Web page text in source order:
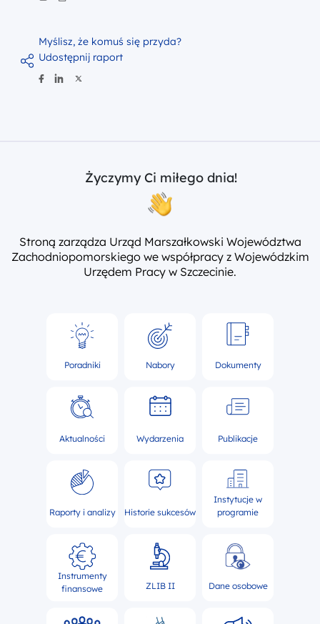
Myślisz, że komuś się przyda?
Udostępnij raport
Życzymy Ci miłego dnia!
Stroną zarządza Urząd Marszałkowski Województwa
Zachodniopomorskiego we współpracy z Wojewódzkim
Urzędem Pracy w Szczecinie.
Poradniki Nabory Dokumenty
Aktualności Wydarzenia Publikacje
Raporty i analizy Historie sukcesów
Instytucje w
programie
Instrumenty
finansowe
ZLIB II Dane osobowe